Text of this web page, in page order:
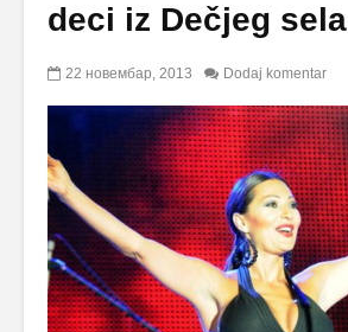
deci iz Dečjeg sela
22 новембар, 2013 Dodaj komentar